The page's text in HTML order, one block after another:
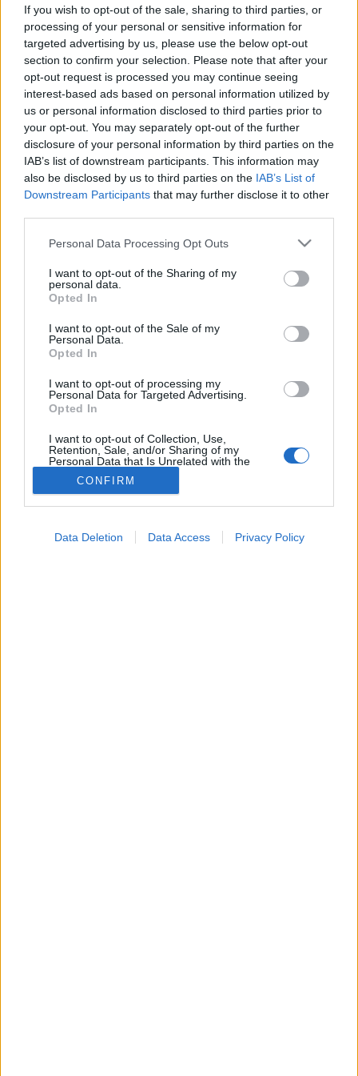
If you wish to opt-out of the sale, sharing to third parties, or
processing of your personal or sensitive information for
targeted advertising by us, please use the below opt-out
section to confirm your selection. Please note that after your
opt-out request is processed you may continue seeing
interest-based ads based on personal information utilized by
us or personal information disclosed to third parties prior to
your opt-out. You may separately opt-out of the further
disclosure of your personal information by third parties on the
IAB’s list of downstream participants. This information may
also be disclosed by us to third parties on the IAB’s List of
Downstream Participants that may further disclose it to other
Please note that this website/app uses one or more Google
not limited to your visit or usage behaviour. You may click to
grant or deny consent to Google and its third-party tags to
use your data for below specified purposes in below Google
consent section.
Personal Data Processing Opt Outs
I want to opt-out of the Sharing of my
personal data.
Opted In
I want to opt-out of the Sale of my
Personal Data.
Opted In
I want to opt-out of processing my
Personal Data for Targeted Advertising.
Opted In
I want to opt-out of Collection, Use,
Retention, Sale, and/or Sharing of my
Personal Data that Is Unrelated with the
Purposes for which it was collected.
Opted Out
CONFIRM
Data Deletion Data Access Privacy Policy
Betegségek
2024. december 29. 16:49